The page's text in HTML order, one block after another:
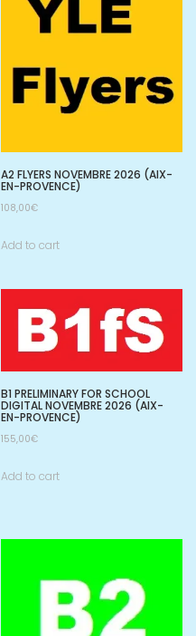
A2 FLYERS NOVEMBRE 2026 (AIX-
EN-PROVENCE)
108,00€
Add to cart
B1 PRELIMINARY FOR SCHOOL
DIGITAL NOVEMBRE 2026 (AIX-
EN-PROVENCE)
155,00€
Add to cart